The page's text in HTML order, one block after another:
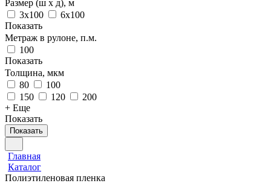
Размер (ш х д), м
3х100
6х100
Показать
Метраж в рулоне, п.м.
100
Показать
Толщина, мкм
80
100
150
120
200
+ Еще
Показать
Показать
Главная
Каталог
Полиэтиленовая пленка